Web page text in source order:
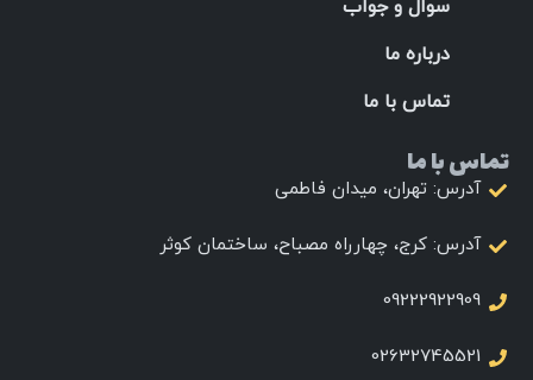
سوال و جواب
درباره ما
تماس با ما
تماس با ما
آدرس: تهران، میدان فاطمی
آدرس: کرج، چهارراه مصباح، ساختمان کوثر
09222922909
02632745521